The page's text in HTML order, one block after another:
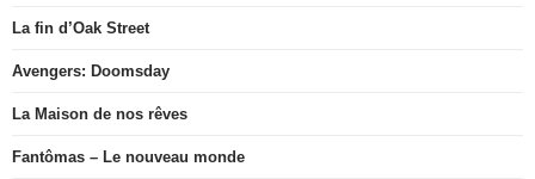
La fin d’Oak Street
Avengers: Doomsday
La Maison de nos rêves
Fantômas – Le nouveau monde